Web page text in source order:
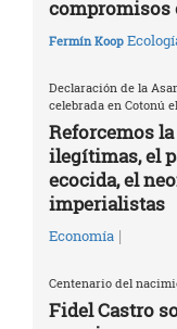
compromisos
Fermín Koop
Declaración de la
celebrada en Cotonú
Reforcemos
ilegítimas, el
ecocida, el
imperialistas
Economía |
Centenario del
Fidel Castro